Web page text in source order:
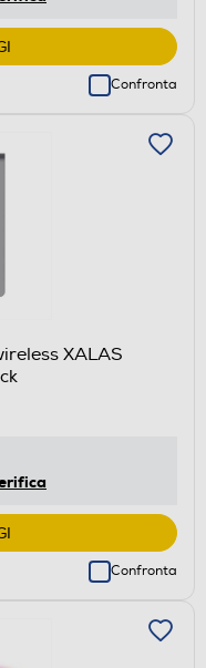
Confronta
XALAS
Confronta